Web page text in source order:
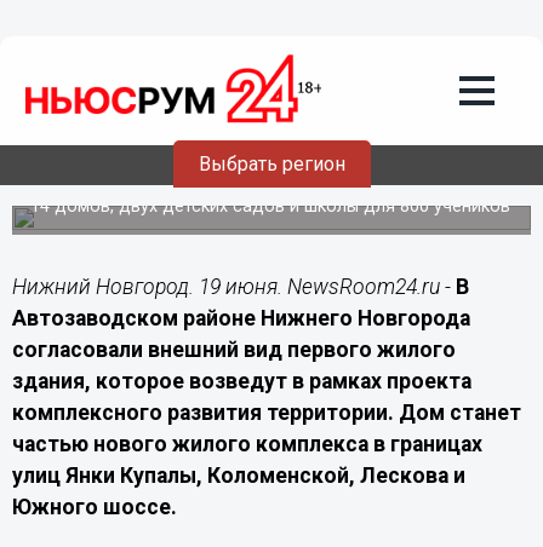
Выбрать регион
Минград утвердил облик первой
новостройки по КРТ на нижегородском
Автозаводе
В новом жилом квартале предусмотрено строительство
14 домов, двух детских садов и школы для 800 учеников
Нижний Новгород. 19 июня. NewsRoom24.ru - В
Автозаводском районе Нижнего Новгорода
согласовали внешний вид первого жилого
здания, которое возведут в рамках проекта
комплексного развития территории. Дом станет
частью нового жилого комплекса в границах
улиц Янки Купалы, Коломенской, Лескова и
Южного шоссе.